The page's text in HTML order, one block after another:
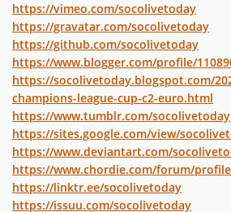
https://vimeo.com/socolivetoday
https://gravatar.com/socolivetoday
https://github.com/socolivetoday
https://www.blogger.com/profile/
https://socolivetoday.blogspot.com/
champions-league-cup-c2-euro.html
https://www.tumblr.com/socolivetoday
https://sites.google.com/view/
https://www.deviantart.com/
https://www.chordie.com/forum/
https://linktr.ee/socolivetoday
https://issuu.com/socolivetoday